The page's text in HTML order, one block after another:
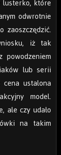
odwrotnie
zaoszczędzić.
iż tak
lub serii
cena ustalona
model.
ale czy udało
na takim